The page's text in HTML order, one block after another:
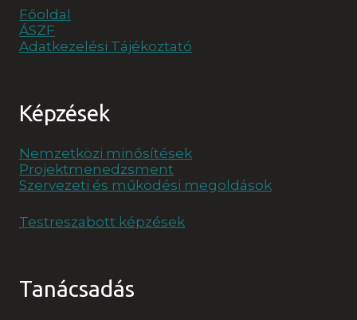
Főoldal
ÁSZF
Adatkezelési Tájékoztató
Képzések
Nemzetközi minősítések
Projektmenedzsment
Szervezeti és működési megoldások
Testreszabott képzések
Tanácsadás